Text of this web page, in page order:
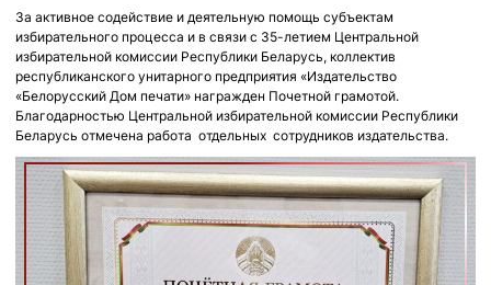
За активное содействие и деятельную помощь субъектам
избирательного процесса и в связи с 35-летием Центральной
избирательной комиссии Республики Беларусь, коллектив
республиканского унитарного предприятия «Издательство
«Белорусский Дом печати» награжден Почетной грамотой.
Благодарностью Центральной избирательной комиссии Республики
Беларусь отмечена работа отдельных сотрудников издательства.